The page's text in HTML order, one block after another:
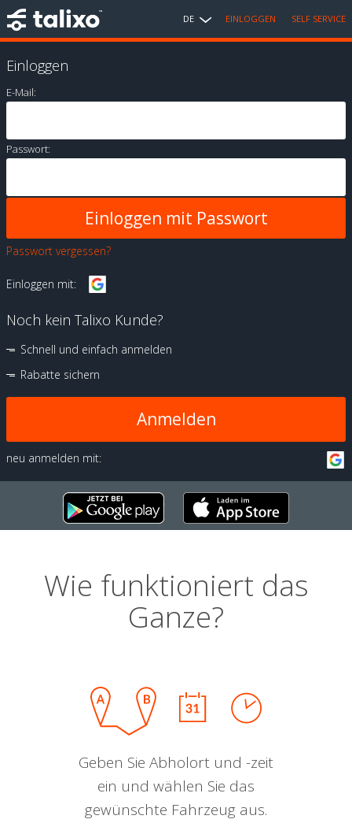
DE EINLOGGEN SELF SERVICE
Einloggen
E-Mail:
Passwort:
Passwort vergessen?
Einloggen mit:
Noch kein Talixo Kunde?
Schnell und einfach anmelden
Rabatte sichern
Anmelden
neu anmelden mit:
Wie funktioniert das
Ganze?
Geben Sie Abholort und -zeit
ein und wählen Sie das
gewünschte Fahrzeug aus.